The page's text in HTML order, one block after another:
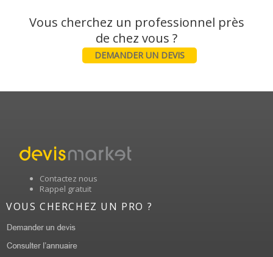
Vous cherchez un professionnel près
DEMANDER UN DEVIS
Contactez nous
Rappel gratuit
VOUS CHERCHEZ UN PRO ?